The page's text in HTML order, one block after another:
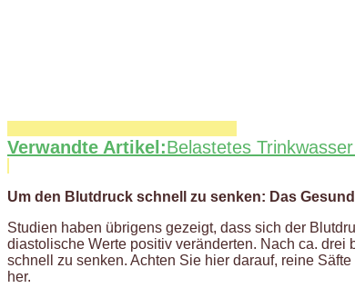
Verwandte Artikel:Belastetes
Um den Blutdruck schnell zu senken: Das
Studien haben übrigens gezeigt, dass sich der
diastolische Werte positiv veränderten. Nach ca.
schnell zu senken. Achten Sie hier darauf, reine
her.